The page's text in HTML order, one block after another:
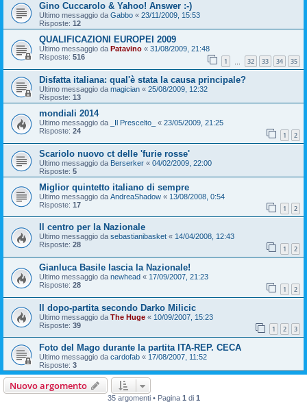
Gino Cuccarolo & Yahoo! Answer :-)
Ultimo messaggio da Gabbo « 23/11/2009, 15:53
Risposte: 12
QUALIFICAZIONI EUROPEI 2009
Ultimo messaggio da Patavino « 31/08/2009, 21:48
Risposte: 516 1 32 33 34 35
Disfatta italiana: qual'è stata la causa principale?
Ultimo messaggio da magician « 25/08/2009, 12:32
Risposte: 13
mondiali 2014
Ultimo messaggio da _Il Prescelto_ « 23/05/2009, 21:25
Risposte: 24 1 2
Scariolo nuovo ct delle 'furie rosse'
Ultimo messaggio da Berserker « 04/02/2009, 22:00
Risposte: 5
Miglior quintetto italiano di sempre
Ultimo messaggio da AndreaShadow « 13/08/2008, 0:54
Risposte: 17 1 2
Il centro per la Nazionale
Ultimo messaggio da sebastianibasket « 14/04/2008, 12:43
Risposte: 28 1 2
Gianluca Basile lascia la Nazionale!
Ultimo messaggio da newhead « 17/09/2007, 21:23
Risposte: 28 1 2
Il dopo-partita secondo Darko Milicic
Ultimo messaggio da The Huge « 10/09/2007, 15:23
Risposte: 39 1 2 3
Foto del Mago durante la partita ITA-REP. CECA
Ultimo messaggio da cardofab « 17/08/2007, 11:52
Risposte: 3
Nuovo argomento
35 argomenti • Pagina 1 di 1